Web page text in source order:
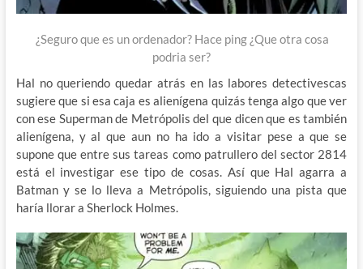
¿Seguro que es un ordenador? Hace ping ¿Que otra cosa
podria ser?
Hal no queriendo quedar atrás en las labores detectivescas
sugiere que si esa caja es alienígena quizás tenga algo que ver
con ese Superman de Metrópolis del que dicen que es también
alienígena, y al que aun no ha ido a visitar pese a que se
supone que entre sus tareas como patrullero del sector 2814
está el investigar ese tipo de cosas. Así que Hal agarra a
Batman y se lo lleva a Metrópolis, siguiendo una pista que
haría llorar a Sherlock Holmes.